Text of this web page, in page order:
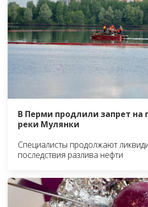
В Перми продлили запрет на
реки Мулянки
Специалисты продолжают
последствия разлива нефти